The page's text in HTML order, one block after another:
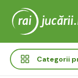
Categorii